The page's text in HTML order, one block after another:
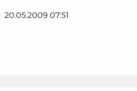
20.05.2009 07:51